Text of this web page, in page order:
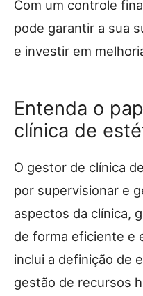
Com um controle
pode garantir a sua
e investir em
Entenda o
clínica de
O gestor de clínica
por supervisionar e
aspectos da clínica,
de forma eficiente e
inclui a definição de
gestão de recursos